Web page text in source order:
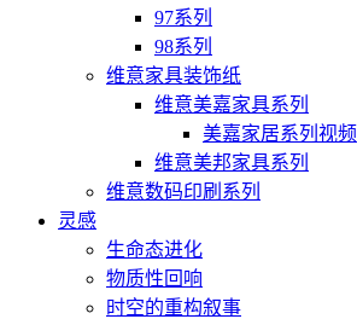
97系列
98系列
维意家具装饰纸
维意美嘉家具系列
美嘉家居系列视频
维意美邦家具系列
维意数码印刷系列
灵感
生命态进化
物质性回响
时空的重构叙事